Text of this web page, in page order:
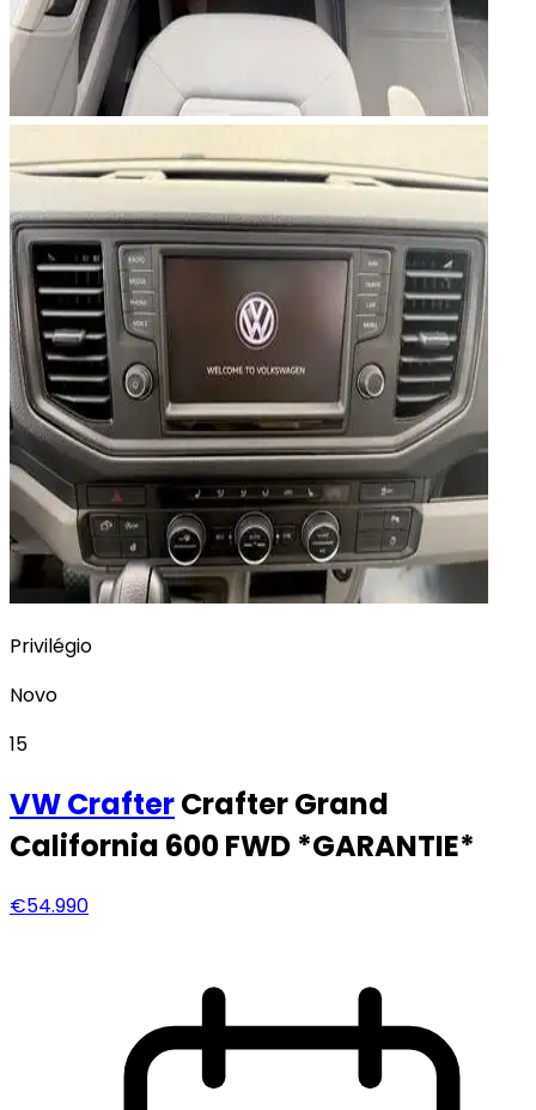
Privilégio
Novo
15
VWCrafterCrafter Grand
California 600 FWD *GARANTIE*
€54.990